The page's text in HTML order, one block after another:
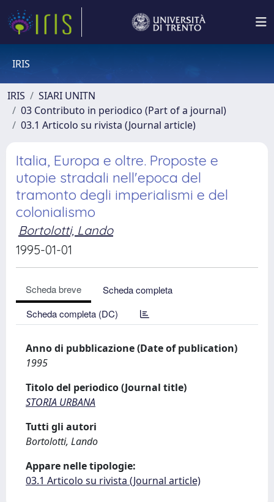
IRIS
IRIS
SIARI UNITN
03 Contributo in periodico (Part of a journal)
03.1 Articolo su rivista (Journal article)
Italia, Europa e oltre. Proposte e
utopie stradali nell'epoca del
tramonto degli imperialismi e del
colonialismo
Bortolotti, Lando
1995-01-01
Scheda breve
Scheda completa
Scheda completa (DC)
Anno di pubblicazione (Date of publication)
1995
Titolo del periodico (Journal title)
STORIA URBANA
Tutti gli autori
Bortolotti, Lando
Appare nelle tipologie:
03.1 Articolo su rivista (Journal article)